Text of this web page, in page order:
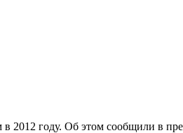
2012 году. Об этом сообщили в